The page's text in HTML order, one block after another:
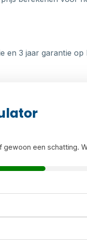
en 3 jaar garantie
een schatting.